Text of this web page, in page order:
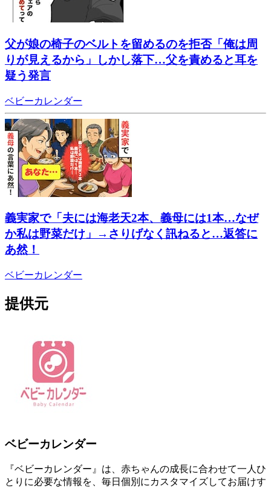
父が娘の椅子のベルトを留めるのを拒否「俺は周
りが見えるから」しかし落下…父を責めると耳を
疑う発言
ベビーカレンダー
義実家で「夫には海老天2本、義母には1本…なぜ
か私は野菜だけ」→さりげなく訊ねると…返答に
あ然！
ベビーカレンダー
提供元
ベビーカレンダー
『ベビーカレンダー』は、赤ちゃんの成長に合わせて一人ひ
とりに必要な情報を、毎日個別にカスタマイズしてお届けす